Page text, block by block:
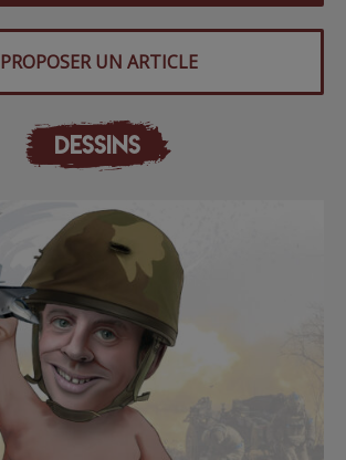
PROPOSER UN ARTICLE
DESSINS